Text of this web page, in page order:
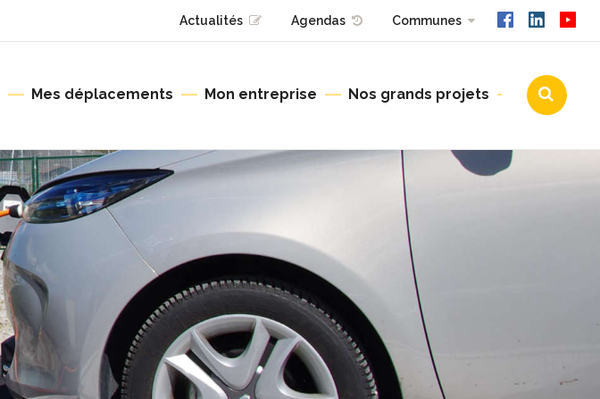
Actualités Agendas Communes
Mes déplacements Mon entreprise Nos grands projets